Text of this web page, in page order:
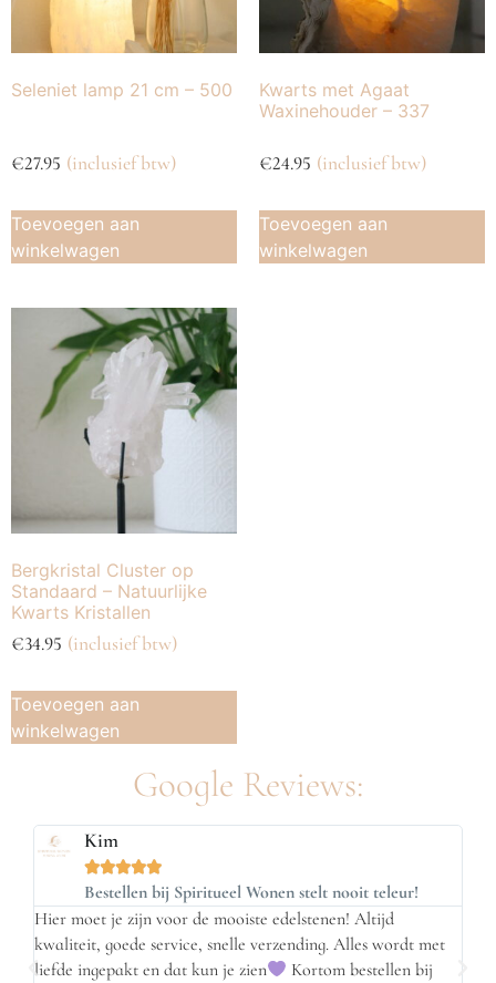
Seleniet lamp 21 cm – 500
€27.95 (inclusief btw)
Toevoegen aan
winkelwagen
Kwarts met Agaat
Waxinehouder – 337
€24.95 (inclusief btw)
Toevoegen aan
winkelwagen
Bergkristal Cluster op
Standaard – Natuurlijke
Kwarts Kristallen
€34.95 (inclusief btw)
Toevoegen aan
winkelwagen
Google Reviews:
Kim

Bestellen bij Spiritueel Wonen stelt nooit teleur!
Hier moet je zijn voor de mooiste edelstenen! Altijd
kwaliteit, goede service, snelle verzending. Alles wordt met
liefde ingepakt en dat kun je zien
Kortom bestellen bij